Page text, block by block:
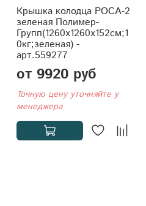
Крышка колодца РОСА-2
зеленая Полимер-
Групп(1260x1260x152см;1
0кг;зеленая) -
арт.559277
от 9920 руб
Точную цену уточняйте у
менеджера